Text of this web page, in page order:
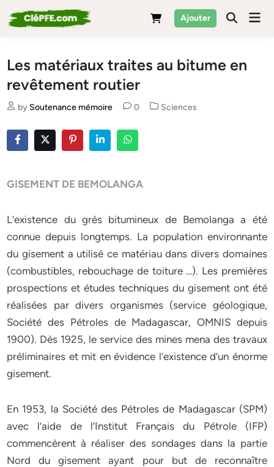
to
Ajouter
Les matériaux traites au bitume en
revêtement routier
by Soutenance mémoire 0
Posted
Sciences
GISEMENT DE BEMOLANGA
L’existence du grès bitumineux de Bemolanga a été
connue depuis longtemps. La population environnante
du gisement a utilisé ce matériau dans divers domaines
(combustibles, rebouchage de toiture …). Les premières
prospections et études techniques du gisement ont été
réalisées par divers organismes (service géologique,
Société des Pétroles de Madagascar, OMNIS depuis
1900). Dès 1925, le service des mines mena des travaux
préliminaires et mit en évidence l’existence d’un énorme
gisement.
En 1953, la Société des Pétroles de Madagascar (SPM)
avec l’aide de l’Institut Français du Pétrole (IFP)
commencèrent à réaliser des sondages dans la partie
Nord du gisement ayant pour but de reconnaître